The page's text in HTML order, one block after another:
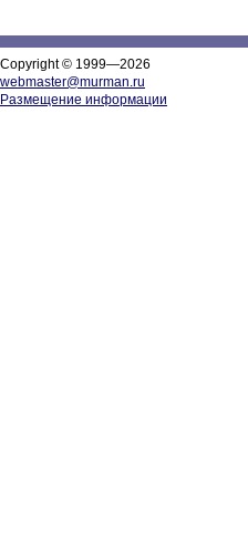
Copyright © 1999—2026
webmaster@murman.ru
Размещение информации